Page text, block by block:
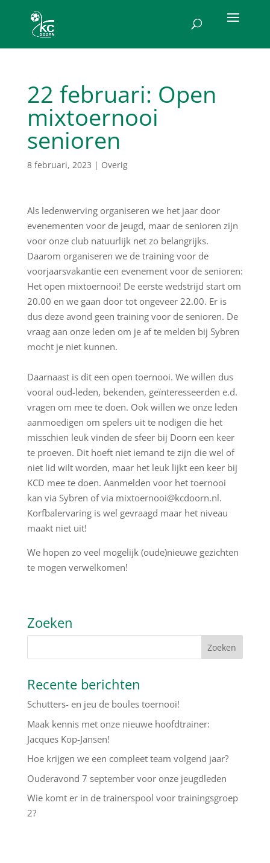
22 februari: Open
mixtoernooi
senioren
8 februari, 2023 | Overig
Als ledenwerving organiseren we het jaar door
evenementen voor de jeugd, maar de senioren zijn
voor onze club natuurlijk net zo belangrijks.
Daarom organiseren we de training voor de
voorjaarsvakantie een evenement voor de senioren:
Het open mixtoernooi! De eerste wedstrijd start om
20.00 en we gaan door tot ongeveer 22.00. Er is
dus deze avond geen training voor de senioren. De
vraag aan onze leden om je af te melden bij Sybren
mocht je niet kunnen.
Daarnaast is dit een open toernooi. We willen dus
vooral oud-leden, bekenden, geïnteresseerden e.d.
vragen om mee te doen. Ook willen we onze leden
aanmoedigen om spelers uit te nodigen die het
misschien leuk vinden de sfeer bij Doorn een keer
te proeven. Dit hoeft niet iemand te zijn die wel of
niet lid wilt worden, maar het leuk lijkt een keer bij
KCD mee te doen. Aanmelden voor het toernooi
kan via Sybren of via mixtoernooi@kcdoorn.nl.
Korfbalervaring is wel gevraagd maar het niveau
maakt niet uit!
We hopen zo veel mogelijk (oude)nieuwe gezichten
te mogen verwelkomen!
Zoeken
Recente berichten
Schutters- en jeu de boules toernooi!
Maak kennis met onze nieuwe hoofdtrainer:
Jacques Kop-Jansen!
Hoe krijgen we een compleet team volgend jaar?
Ouderavond 7 september voor onze jeugdleden
Wie komt er in de trainerspool voor trainingsgroep
2?